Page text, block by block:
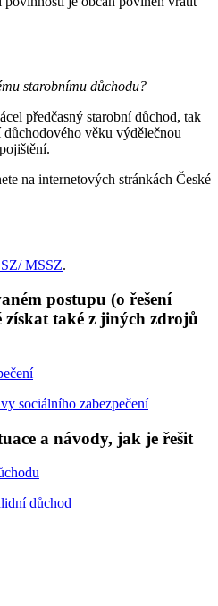
starobnímu důchodu?
předčasný starobní důchod, tak
věku výdělečnou
na internetových stránkách České
MSSZ.
postupu (o řešení
získat také z jiných zdrojů
sociálního zabezpečení
a návody, jak je řešit
důchod